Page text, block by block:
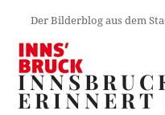
Der Bilderblog aus dem
ERINNERT